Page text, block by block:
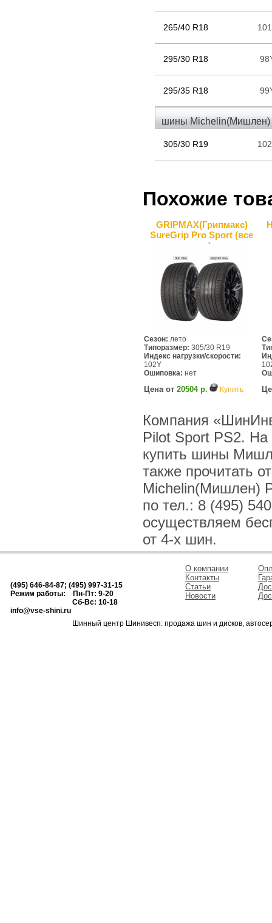
265/40 R18
295/30 R18
295/35 R18
шины Michelin(Мишлен)
305/30 R19
Похожие
GRIPMAX(Грипмакс)
SureGrip Pro Sport (все
оси)
Сезон: лето
Типоразмер: 305/30 R19
Индекс нагрузки/скорости:
102Y
Ошиповка: нет
Цена от 20504 р. Купить
Компания
Pilot Sport PS2. На
купить шины
также прочитать
Michelin(Мишлен)
по тел.: 8 (495)
осуществляем
от 4-х шин.
(495) 646-84-87; (495) 997-31-15
Режим работы: Пн-Пт: 9-20
Сб-Вс: 10-18
info@vse-shini.ru
О компании
Контакты
Статьи
Новости
Шинный центр Шинивесп: продажа шин и дисков,